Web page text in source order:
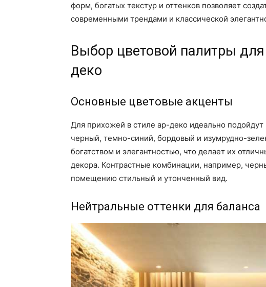
форм, богатых текстур и оттенков позволяет
современными трендами и классической
Выбор цветовой палитры
деко
Основные цветовые акценты
Для прихожей в стиле ар-деко идеально
черный, темно-синий, бордовый и изумрудно-
богатством и элегантностью, что делает их
декора. Контрастные комбинации, например,
помещению стильный и утонченный вид.
Нейтральные оттенки для баланса